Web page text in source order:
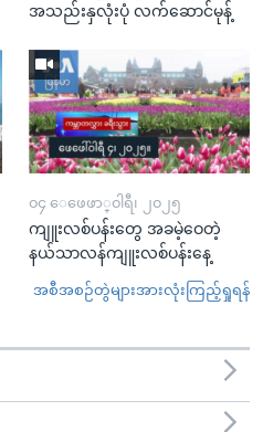
အသည်းနှလုံးပုံ လက်ဆောင်မုန့်
၀၄ ေဖေဖာ္၀ါရီ၊ ၂၀၂၅
ကျူးလစ်ပန်းတွေ အခမဲ့ဝေတဲ့
နယ်သာလန်ကျူးလစ်ပန်းနေ့
အစီအစဉ်တွဲများအားလုံးကြည့်ရှုရန်